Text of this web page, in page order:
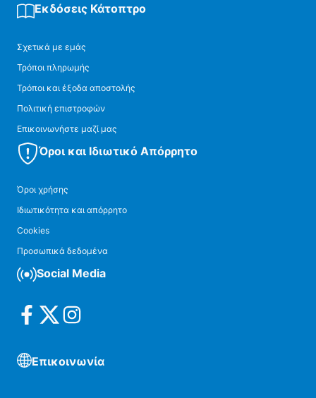
Εκδόσεις Κάτοπτρο
Σχετικά με εμάς
Τρόποι πληρωμής
Τρόποι και έξοδα αποστολής
Πολιτική επιστροφών
Επικοινωνήστε μαζί μας
Όροι και Ιδιωτικό Απόρρητο
Όροι χρήσης
Ιδιωτικότητα και απόρρητο
Cookies
Προσωπικά δεδομένα
Social Media
Επικοινωνία